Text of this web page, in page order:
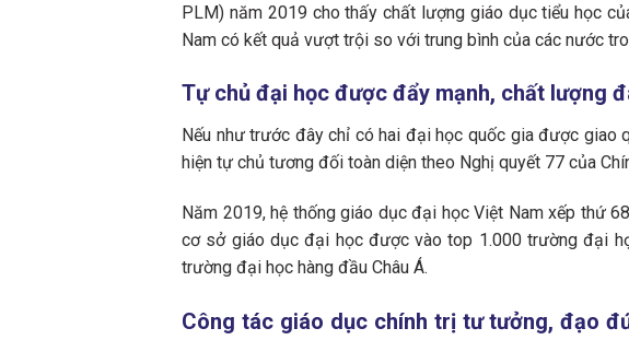
PLM) năm 2019 cho thấy chất lượng giáo dục tiểu học
Nam có kết quả vượt trội so với trung bình của các nước
Tự chủ đại học được đẩy mạnh, chất lượng
Nếu như trước đây chỉ có hai đại học quốc gia được
hiện tự chủ tương đối toàn diện theo Nghị quyết 77 của
Năm 2019, hệ thống giáo dục đại học Việt Nam xếp thứ
cơ sở giáo dục đại học được vào top 1.000 trường đại
trường đại học hàng đầu Châu Á.
Công tác giáo dục chính trị tư tưởng, đạo